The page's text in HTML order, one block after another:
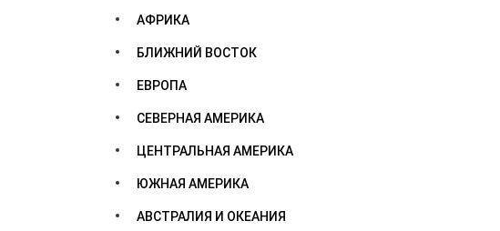
АФРИКА
БЛИЖНИЙ ВОСТОК
ЕВРОПА
СЕВЕРНАЯ АМЕРИКА
ЦЕНТРАЛЬНАЯ АМЕРИКА
ЮЖНАЯ АМЕРИКА
АВСТРАЛИЯ И ОКЕАНИЯ